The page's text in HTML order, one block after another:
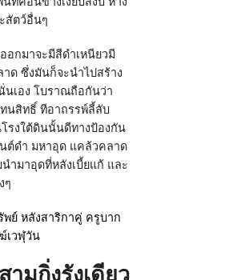
สัตว์อื่นๆ
อกมาจะมีสีดำเหนียวมี
ด ซึ่งมันก็จะนำไปสร้าง
นเอง โบราณถือกันว่า
นสิทธิ์ ทีอาถรรพ์ลี้ลับ
รงใต้ดินนั้นดีทางป้องกัน
ต์ดำ มหาอุด แคล้วคลาด
ำมาอุดที่หลังเบี้ยแก้ และ
ๆ
ามกิ่งรังเดียว